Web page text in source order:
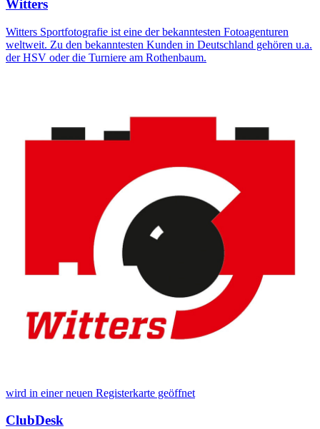
Witters
Witters Sportfotografie ist eine der bekanntesten Fotoagenturen
weltweit. Zu den bekanntesten Kunden in Deutschland gehören u.a.
der HSV oder die Turniere am Rothenbaum.
wird in einer neuen Registerkarte geöffnet
ClubDesk